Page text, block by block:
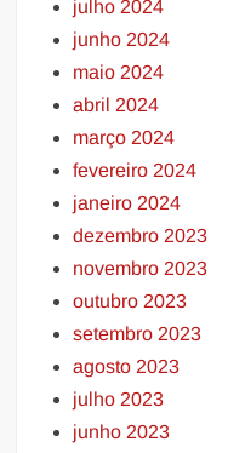
julho 2024
junho 2024
maio 2024
abril 2024
março 2024
fevereiro 2024
janeiro 2024
dezembro 2023
novembro 2023
outubro 2023
setembro 2023
agosto 2023
julho 2023
junho 2023